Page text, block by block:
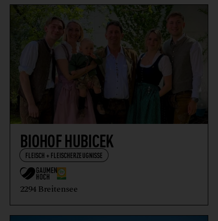
VEGETARISCHE + VEGANE ERZEUGNISSE
WEIN
WILDFLEISCH + WILDFLEISCHERZEUGNISSE
BIOHOF HUBICEK
FLEISCH + FLEISCHERZEUGNISSE
2294 Breitensee